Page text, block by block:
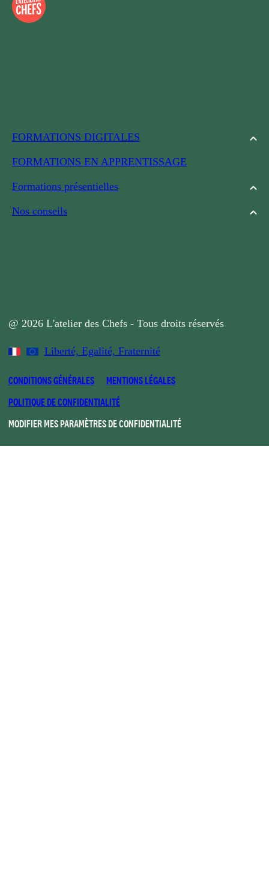
FORMATIONS DIGITALES
FORMATIONS EN APPRENTISSAGE
Formations présentielles
Nos conseils
@ 2026 L'atelier des Chefs - Tous droits réservés
Liberté, Egalité, Fraternité
CONDITIONS GÉNÉRALES
MENTIONS LÉGALES
POLITIQUE DE CONFIDENTIALITÉ
MODIFIER MES PARAMÈTRES DE CONFIDENTIALITÉ